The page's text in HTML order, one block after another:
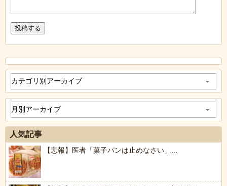
人気記事
【悲報】医者「菓子パンは止めなさい」...